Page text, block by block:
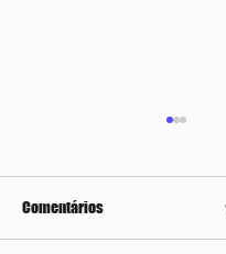
Comentários